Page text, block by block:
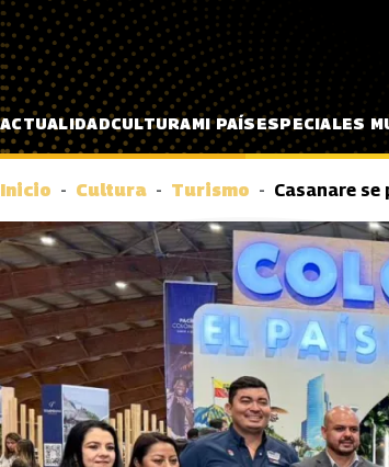
Pasar al contenido principal
ACTUALIDADCULTURAMI PAÍSESPECIALES
Inicio Cultura Turismo Casanare